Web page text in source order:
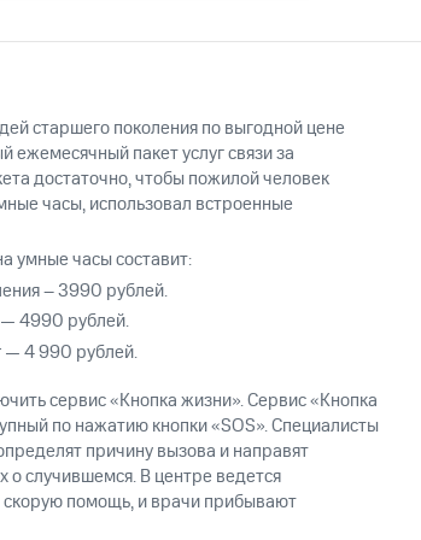
другого оператораОплата
старшего поколения по выгодной цене
ежемесячный пакет услуг связи за
достаточно, чтобы пожилой человек
часы, использовал встроенные
умные часы составит:
– 3990 рублей.
— 4990 рублей.
— 4 990 рублей.
сервис «Кнопка жизни». Сервис «Кнопка
по нажатию кнопки «SOS». Специалисты
причину вызова и направят
о случившемся. В центре ведется
скорую помощь, и врачи прибывают